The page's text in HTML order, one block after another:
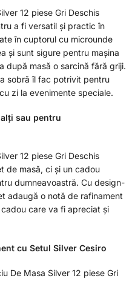
12 piese Gri Deschis
a fi versatil și practic în
în cuptorul cu microunde
și sunt sigure pentru mașina
după masă o sarcină fără griji.
sobră îl fac potrivit pentru
zi la evenimente speciale.
sau pentru
12 piese Gri Deschis
de masă, ci și un cadou
dumneavoastră. Cu design-
adaugă o notă de rafinament
care va fi apreciat și
cu Setul Silver Cesiro
De Masa Silver 12 piese Gri